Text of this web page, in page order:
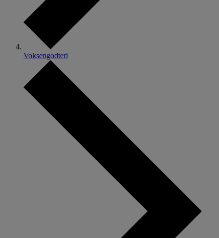
Voksengodteri